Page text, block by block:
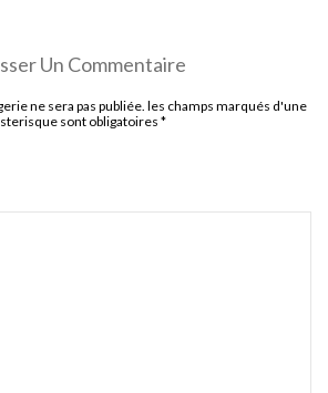
Un Commentaire
ne sera pas publiée. les champs marqués d'une
sont obligatoires *